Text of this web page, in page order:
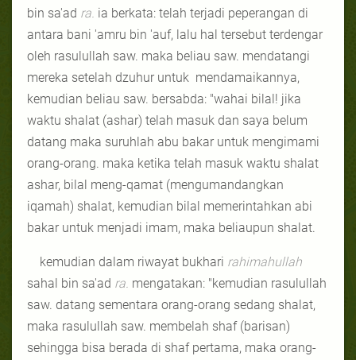
bin sa'ad ra. ia berkata: telah terjadi peperangan di
antara bani 'amru bin 'auf, lalu hal tersebut terdengar
oleh rasulullah saw. maka beliau saw. mendatangi
mereka setelah dzuhur untuk mendamaikannya,
kemudian beliau saw. bersabda: "wahai bilal! jika
waktu shalat (ashar) telah masuk dan saya belum
datang maka suruhlah abu bakar untuk mengimami
orang-orang. maka ketika telah masuk waktu shalat
ashar, bilal meng-qamat (mengumandangkan
iqamah) shalat, kemudian bilal memerintahkan abi
bakar untuk menjadi imam, maka beliaupun shalat.
kemudian dalam riwayat bukhari rahimahullah
sahal bin sa'ad ra. mengatakan: "kemudian rasulullah
saw. datang sementara orang-orang sedang shalat,
maka rasulullah saw. membelah shaf (barisan)
sehingga bisa berada di shaf pertama, maka orang-